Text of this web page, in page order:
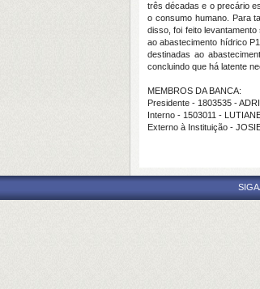
três décadas e o precário
o consumo humano. Para
disso, foi feito
ao abastecimento hídrico
destinadas ao
concluindo que há latente
MEMBROS DA BANCA:
Presidente - 1803535 -
Interno - 1503011 -
Externo à Instituição -